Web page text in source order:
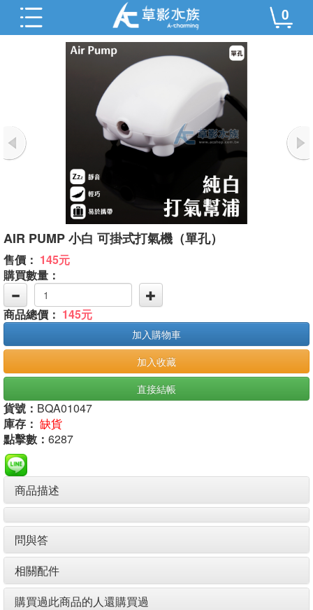
0
AIR PUMP 小白 可掛式打氣機（單孔）
售價： 145元
購買數量：
商品總價： 145元
加入購物車
加入收藏
直接結帳
貨號： BQA01047
庫存： 缺貨
點擊數： 6287
商品描述
問與答
相關配件
購買過此商品的人還購買過